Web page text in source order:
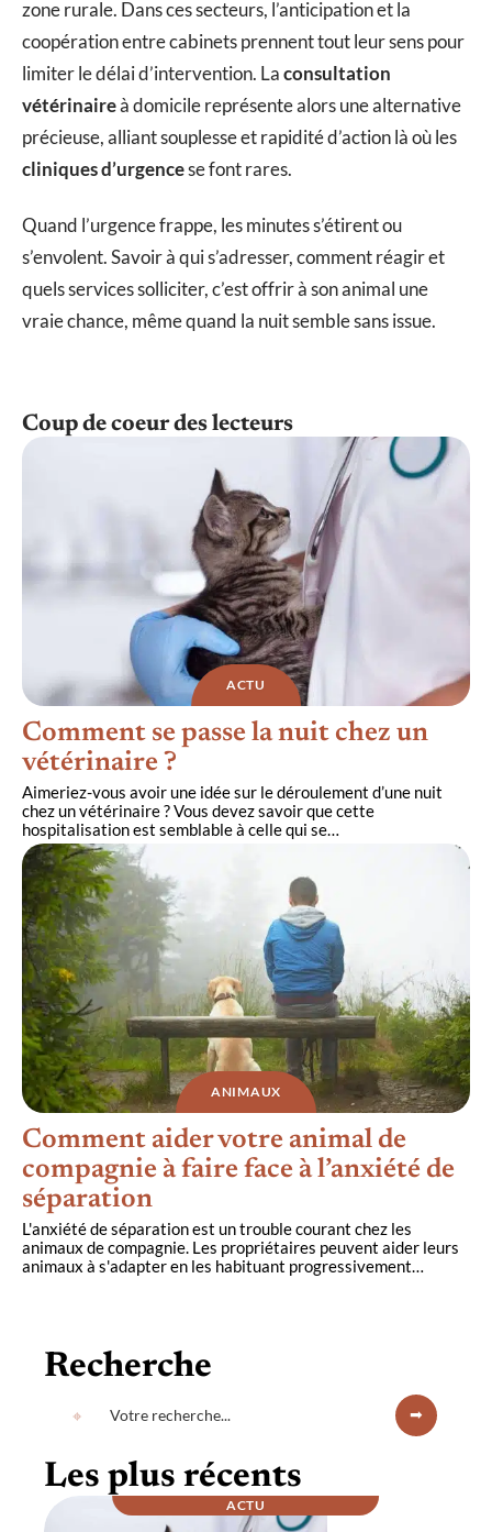
zone rurale. Dans ces secteurs, l’anticipation et la
coopération entre cabinets prennent tout leur sens pour
limiter le délai d’intervention. Laconsultation
vétérinaireà domicile représente alors une alternative
précieuse, alliant souplesse et rapidité d’action là où les
cliniques d’urgencese font rares.
Quand l’urgence frappe, les minutes s’étirent ou
s’envolent. Savoir à qui s’adresser, comment réagir et
quels services solliciter, c’est offrir à son animal une
vraie chance, même quand la nuit semble sans issue.
Coup de coeur des lecteurs
ACTU
Comment se passe la nuit chez un
vétérinaire ?
Aimeriez-vous avoir une idée sur le déroulement d’une nuit
chez un vétérinaire ? Vous devez savoir que cette
hospitalisation est semblable à celle qui se…
ANIMAUX
Comment aider votre animal de
compagnie à faire face à l’anxiété de
séparation
L'anxiété de séparation est un trouble courant chez les
animaux de compagnie. Les propriétaires peuvent aider leurs
animaux à s'adapter en les habituant progressivement…
Recherche
Les plus récents
ACTU